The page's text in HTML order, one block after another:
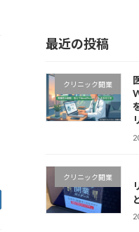
最近の投稿
クリニック開業
クリニック開業